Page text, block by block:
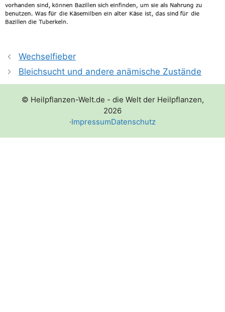
Wechselfieber
Bleichsucht und andere anämische Zustände
© Heilpflanzen-Welt.de - die Welt der Heilpflanzen,
2026
·ImpressumDatenschutz